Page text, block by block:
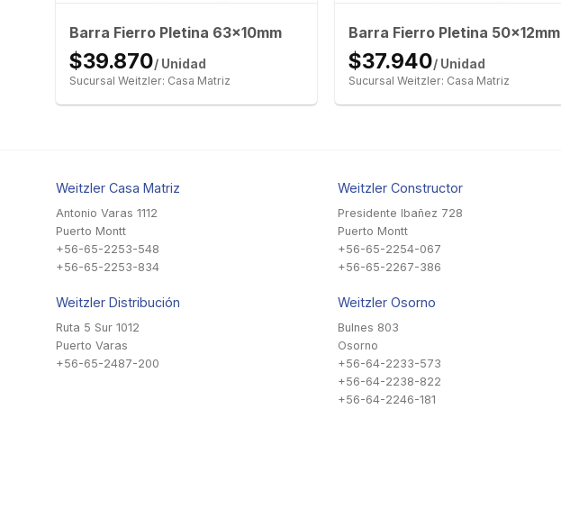
Barra Fierro Pletina 63x10mm
$39.870/ Unidad
Sucursal Weitzler: Casa Matriz
Barra Fierro Pletina 50x12mm
$37.940/ Unidad
Sucursal Weitzler: Casa Matriz
Weitzler Casa Matriz
Antonio Varas 1112
Puerto Montt
+56-65-2253-548
+56-65-2253-834
Weitzler Distribución
Ruta 5 Sur 1012
Puerto Varas
+56-65-2487-200
Weitzler Constructor
Presidente Ibañez 728
Puerto Montt
+56-65-2254-067
+56-65-2267-386
Weitzler Osorno
Bulnes 803
Osorno
+56-64-2233-573
+56-64-2238-822
+56-64-2246-181